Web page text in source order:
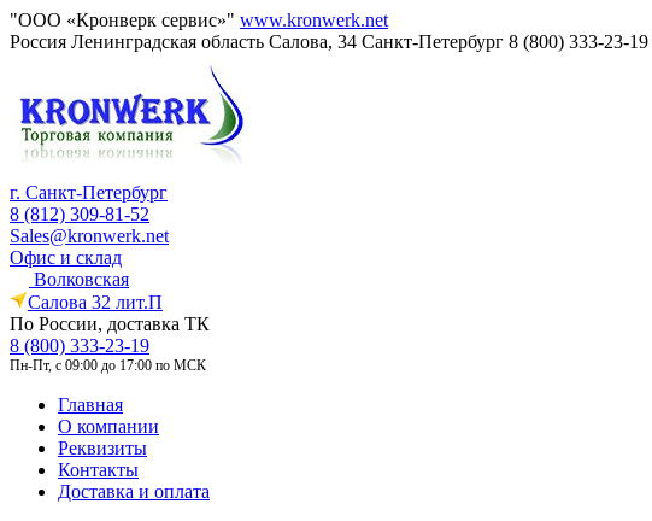
"ООО «Кронверк сервис»" www.kronwerk.net
Россия Ленинградская область Салова, 34 Санкт-Петербург 8 (800) 333-23-19
г. Санкт-Петербург
8 (812) 309-81-52
Sales@kronwerk.net
Офис и склад
Волковская
Салова 32 лит.П
По России, доставка ТК
8 (800) 333-23-19
Пн-Пт, с 09:00 до 17:00 по МСК
Главная
О компании
Реквизиты
Контакты
Доставка и оплата